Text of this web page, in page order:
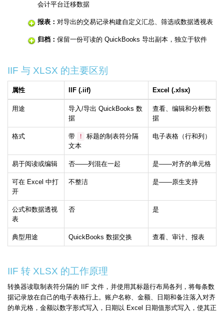
会计平台迁移数据
报表： 对导出的交易记录构建自定义汇总、筛选或数据透视表
归档： 保留一份可读的 QuickBooks 导出副本，独立于软件
IIF 与 XLSX 的主要区别
属性 IIF (.iif) Excel (.xlsx)
用途
导入/导出 QuickBooks 数
据
查看、编辑和分析数
据
格式 带 !
标题的制表符分隔
文本
电子表格（行和列）
易于阅读或编辑 否——列混在一起 是——对齐的单元格
可在 Excel 中打
开
不整洁 是——原生支持
公式和数据透视
表
否 是
典型用途 QuickBooks 数据交换 查看、审计、报表
IIF 转 XLSX 的工作原理
转换器读取制表符分隔的 IIF 文件，并使用其标题行布局各列，将每条数
据记录放在自己的电子表格行上。账户名称、金额、日期和备注落入对齐
的单元格，金额以数字形式写入，日期以 Excel 日期值形式写入，使其正